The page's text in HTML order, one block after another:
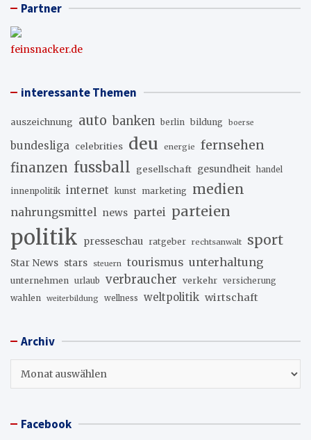
Partner
feinsnacker.de
interessante Themen
auszeichnung auto banken berlin bildung boerse
bundesliga celebrities deu energie
fernsehen
finanzen fussball gesellschaft gesundheit handel
innenpolitik internet kunst marketing medien
nahrungsmittel news partei parteien
politik presseschau ratgeber rechtsanwalt sport
Star News stars steuern tourismus unterhaltung
unternehmen urlaub verbraucher verkehr versicherung
wahlen weiterbildung wellness weltpolitik wirtschaft
Archiv
Facebook